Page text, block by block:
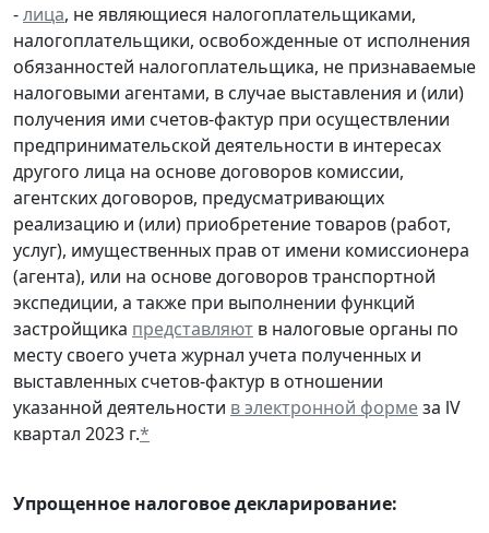
-лица, не являющиеся налогоплательщиками,
налогоплательщики, освобожденные от исполнения
обязанностей налогоплательщика, не признаваемые
налоговыми агентами, в случае выставления и (или)
получения ими счетов-фактур при осуществлении
предпринимательской деятельности в интересах
другого лица на основе договоров комиссии,
агентских договоров, предусматривающих
реализацию и (или) приобретение товаров (работ,
услуг), имущественных прав от имени комиссионера
(агента), или на основе договоров транспортной
экспедиции, а также при выполнении функций
застройщика представляют в налоговые органы по
месту своего учета журнал учета полученных и
выставленных счетов-фактур в отношении
указанной деятельности в электронной формеза lV
квартал 2023 г.*
Упрощенное налоговое декларирование: